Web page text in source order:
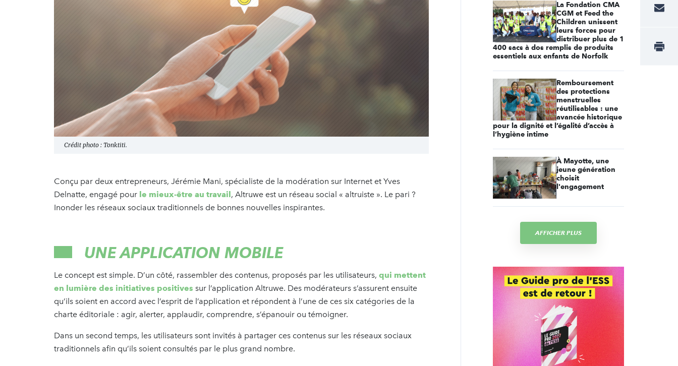
Crédit photo : Tonktiti.
Conçu par deux entrepreneurs, Jérémie Mani, spécialiste de la modération sur Internet et Yves
Delnatte, engagé pour le mieux-être au travail, Altruwe est un réseau social « altruiste ». Le pari ?
Inonder les réseaux sociaux traditionnels de bonnes nouvelles inspirantes.
UNE APPLICATION MOBILE
Le concept est simple. D’un côté, rassembler des contenus, proposés par les utilisateurs, qui mettent
en lumière des initiatives positives sur l’application Altruwe. Des modérateurs s’assurent ensuite
qu’ils soient en accord avec l’esprit de l’application et répondent à l’une de ces six catégories de la
charte éditoriale : agir, alerter, applaudir, comprendre, s’épanouir ou témoigner.
Dans un second temps, les utilisateurs sont invités à partager ces contenus sur les réseaux sociaux
traditionnels afin qu’ils soient consultés par le plus grand nombre.
La Fondation CMA
CGM et Feed the
Children unissent
leurs forces pour
distribuer plus de 1
400 sacs à dos remplis de produits
essentiels aux enfants de Norfolk
Remboursement
des protections
menstruelles
réutilisables : une
avancée historique
pour la dignité et l’égalité d’accès à
l’hygiène intime
À Mayotte, une
jeune génération
choisit
l'engagement
AFFICHER PLUS